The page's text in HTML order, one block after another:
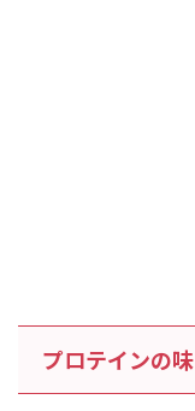
プロテインの味